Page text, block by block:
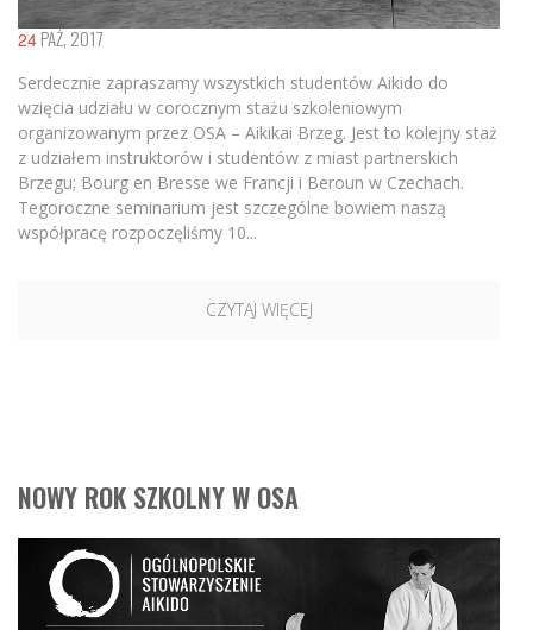
24 PAŹ, 2017
Serdecznie zapraszamy wszystkich studentów Aikido do
wzięcia udziału w corocznym stażu szkoleniowym
organizowanym przez OSA – Aikikai Brzeg. Jest to kolejny staż
z udziałem instruktorów i studentów z miast partnerskich
Brzegu; Bourg en Bresse we Francji i Beroun w Czechach.
Tegoroczne seminarium jest szczególne bowiem naszą
współpracę rozpoczęliśmy 10...
CZYTAJ WIĘCEJ
NOWY ROK SZKOLNY W OSA